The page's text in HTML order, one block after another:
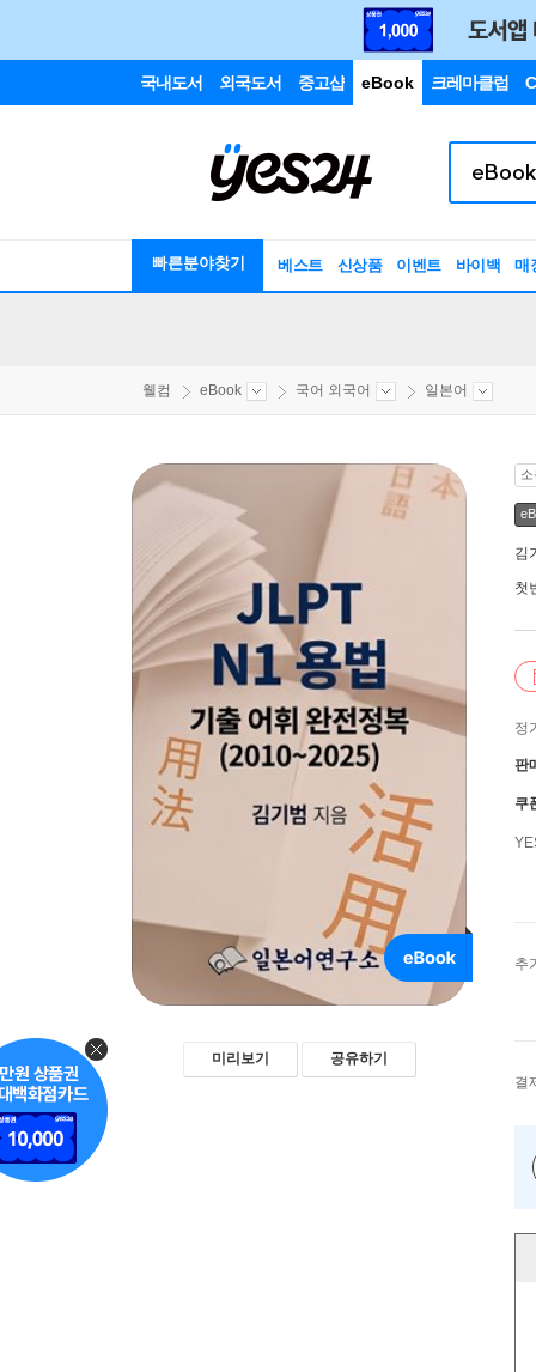
국내도서 외국도서 중고샵 eBook 크레마클럽
빠른분야찾기 베스트 신상품 이벤트 바이백 매
웰컴 eBook 국어 외국어 일본어
미리보기 공유하기
김
첫
정
판
쿠
추
결